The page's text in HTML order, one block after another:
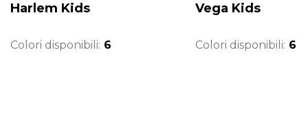
Harlem Kids
Colori disponibili: 6
Vega Kids
Colori disponibili: 6